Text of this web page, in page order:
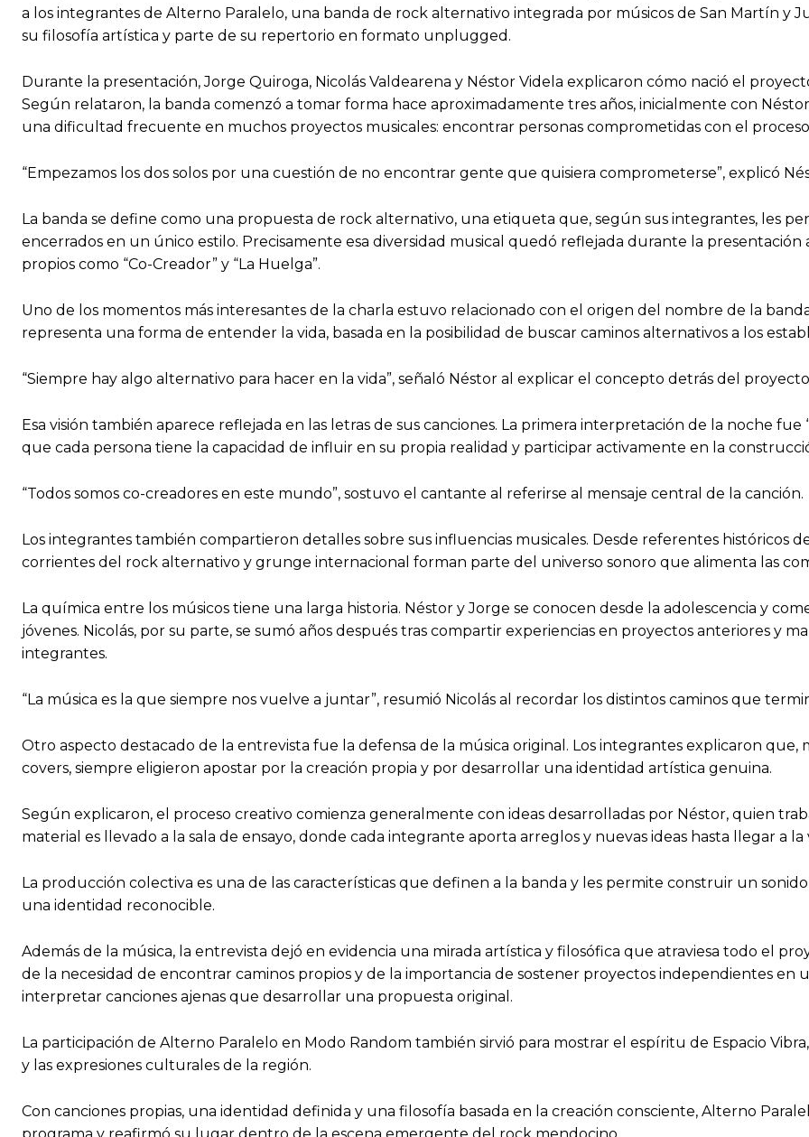
a los integrantes de Alterno Paralelo, una banda de rock alternativo integrada por músicos de San Martín y
su filosofía artística y parte de su repertorio en formato unplugged.
Durante la presentación, Jorge Quiroga, Nicolás Valdearena y Néstor Videla explicaron cómo nació el
Según relataron, la banda comenzó a tomar forma hace aproximadamente tres años, inicialmente con
una dificultad frecuente en muchos proyectos musicales: encontrar personas comprometidas con el
“Empezamos los dos solos por una cuestión de no encontrar gente que quisiera comprometerse”, explicó
La banda se define como una propuesta de rock alternativo, una etiqueta que, según sus integrantes, les
encerrados en un único estilo. Precisamente esa diversidad musical quedó reflejada durante la
propios como “Co-Creador” y “La Huelga”.
Uno de los momentos más interesantes de la charla estuvo relacionado con el origen del nombre de la
representa una forma de entender la vida, basada en la posibilidad de buscar caminos alternativos a los
“Siempre hay algo alternativo para hacer en la vida”, señaló Néstor al explicar el concepto detrás del
Esa visión también aparece reflejada en las letras de sus canciones. La primera interpretación de la noche
que cada persona tiene la capacidad de influir en su propia realidad y participar activamente en la
“Todos somos co-creadores en este mundo”, sostuvo el cantante al referirse al mensaje central de la canción.
Los integrantes también compartieron detalles sobre sus influencias musicales. Desde referentes históricos
corrientes del rock alternativo y grunge internacional forman parte del universo sonoro que alimenta las
La química entre los músicos tiene una larga historia. Néstor y Jorge se conocen desde la adolescencia y
jóvenes. Nicolás, por su parte, se sumó años después tras compartir experiencias en proyectos anteriores y
integrantes.
“La música es la que siempre nos vuelve a juntar”, resumió Nicolás al recordar los distintos caminos que
Otro aspecto destacado de la entrevista fue la defensa de la música original. Los integrantes explicaron que,
covers, siempre eligieron apostar por la creación propia y por desarrollar una identidad artística genuina.
Según explicaron, el proceso creativo comienza generalmente con ideas desarrolladas por Néstor, quien
material es llevado a la sala de ensayo, donde cada integrante aporta arreglos y nuevas ideas hasta llegar a la
La producción colectiva es una de las características que definen a la banda y les permite construir un
una identidad reconocible.
Además de la música, la entrevista dejó en evidencia una mirada artística y filosófica que atraviesa todo el
de la necesidad de encontrar caminos propios y de la importancia de sostener proyectos independientes
interpretar canciones ajenas que desarrollar una propuesta original.
La participación de Alterno Paralelo en Modo Random también sirvió para mostrar el espíritu de Espacio
y las expresiones culturales de la región.
Con canciones propias, una identidad definida y una filosofía basada en la creación consciente, Alterno